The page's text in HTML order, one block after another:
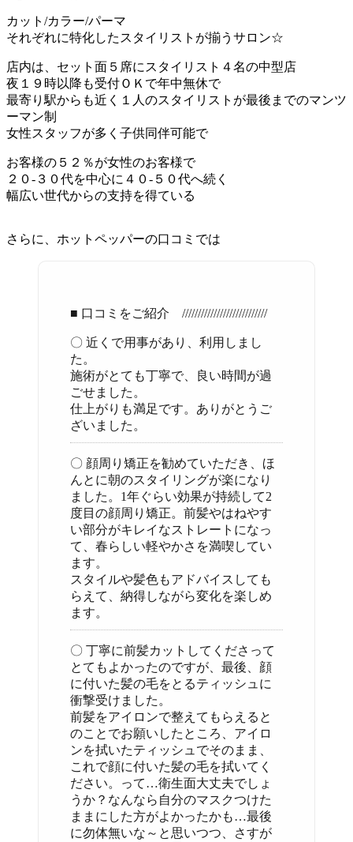
カット/カラー/パーマ
それぞれに特化したスタイリストが揃うサロン☆
店内は、セット面５席にスタイリスト４名の中型店
夜１９時以降も受付ＯＫで年中無休で
最寄り駅からも近く１人のスタイリストが最後までのマンツ
ーマン制
女性スタッフが多く子供同伴可能で
お客様の５２％が女性のお客様で
２０-３０代を中心に４０-５０代へ続く
幅広い世代からの支持を得ている
さらに、ホットペッパーの口コミでは
■ 口コミをご紹介 ///////////////////////////
〇 近くで用事があり、利用しまし
た。
施術がとても丁寧で、良い時間が過
ごせました。
仕上がりも満足です。ありがとうご
ざいました。
〇 顔周り矯正を勧めていただき、ほ
んとに朝のスタイリングが楽になり
ました。1年ぐらい効果が持続して2
度目の顔周り矯正。前髪やはねやす
い部分がキレイなストレートになっ
て、春らしい軽やかさを満喫してい
ます。
スタイルや髪色もアドバイスしても
らえて、納得しながら変化を楽しめ
ます。
〇 丁寧に前髪カットしてくださって
とてもよかったのですが、最後、顔
に付いた髪の毛をとるティッシュに
衝撃受けました。
前髪をアイロンで整えてもらえると
のことでお願いしたところ、アイロ
ンを拭いたティッシュでそのまま、
これで顔に付いた髪の毛を拭いてく
ださい。って…衛生面大丈夫でしょ
うか？なんなら自分のマスクつけた
ままにした方がよかったかも…最後
に勿体無いな～と思いつつ、さすが